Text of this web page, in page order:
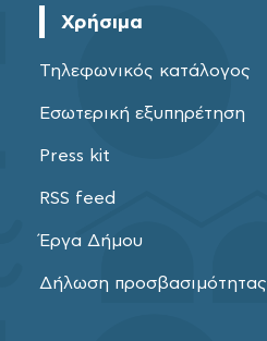
Χρήσιμα
Τηλεφωνικός κατάλογος
Εσωτερική εξυπηρέτηση
Press kit
RSS feed
Έργα Δήμου
Δήλωση προσβασιμότητας